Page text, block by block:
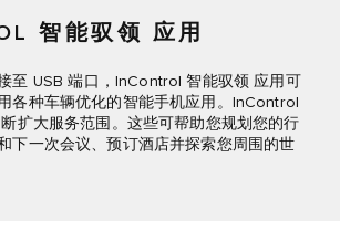
智能驭领 应用
至 USB 端口，InControl 智能驭领 应用可
各种车辆优化的智能手机应用。InControl
扩大服务范围。这些可帮助您规划您的行
下一次会议、预订酒店并探索您周围的世